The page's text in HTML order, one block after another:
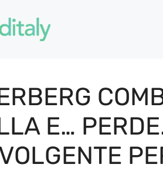
E…